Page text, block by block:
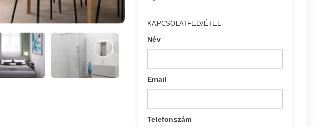
KAPCSOLATFELVÉTEL
Név
Email
Telefonszám